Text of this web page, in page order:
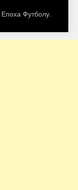
Епоха Футболу.